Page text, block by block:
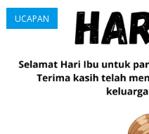
UCAPAN